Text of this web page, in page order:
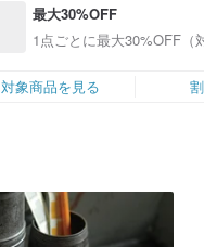
最大30%OFF
1点ごとに最大30%OFF（
対象商品を見る